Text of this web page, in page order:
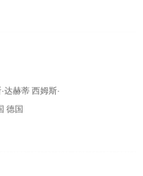
达赫蒂 西姆斯·
德国